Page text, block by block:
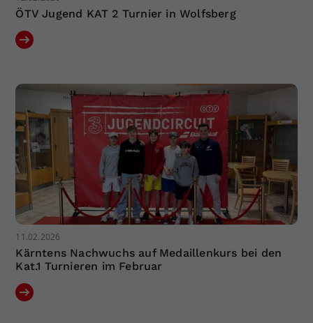
ÖTV Jugend KAT 2 Turnier in Wolfsberg
11.02.2026
Kärntens Nachwuchs auf Medaillenkurs bei den
Kat.1 Turnieren im Februar